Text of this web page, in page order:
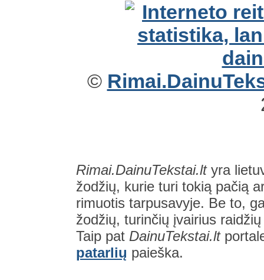
©
Rimai.DainuTekstai.ltyra
žodžių, kurie turi tokią pačią
rimuotis tarpusavyje. Be to,
žodžių, turinčių įvairius
Taip pat DainuTekstai.lt
patarlių paieška.